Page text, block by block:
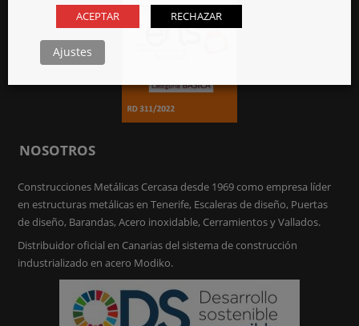
NOSOTROS
Construcciones Metálicas Cercasa desde 1969 como empresa líder
en estructuras metálicas en Tenerife, Escaleras de diseño, Puertas
de diseño, Barandas, Acero inoxidable, Cerramientos y Vallados.
Distribuidor oficial en Canarias del sistema de construcción
industrializado en acero Modiko.
ACEPTAR RECHAZAR
Ajustes